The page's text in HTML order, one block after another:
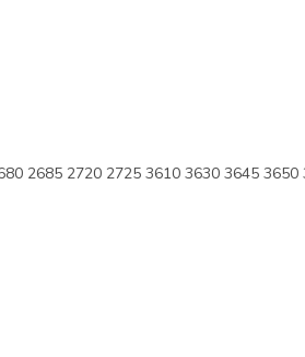
2685 2720 2725 3610 3630 3645 3650